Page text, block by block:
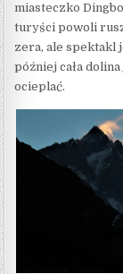
miasteczko
turyści powoli
zera, ale spektakl
później cała
ocieplać.